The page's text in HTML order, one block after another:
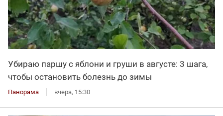
Убираю паршу с яблони и груши в августе: 3 шага,
чтобы остановить болезнь до зимы
Панорама вчера, 15:30